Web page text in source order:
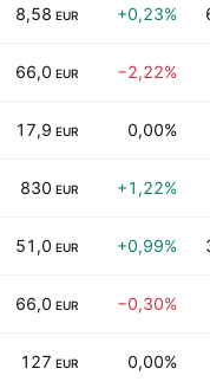
8,58 EUR +0,23%
66,0 EUR −2,22%
17,9 EUR 0,00%
830 EUR +1,22%
51,0 EUR +0,99%
66,0 EUR −0,30%
127 EUR 0,00%